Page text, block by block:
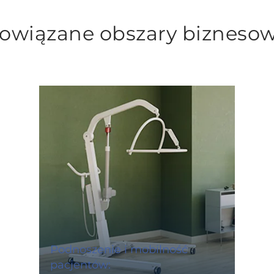
obszary
Podnoszenie i mobilność
pacjentów: